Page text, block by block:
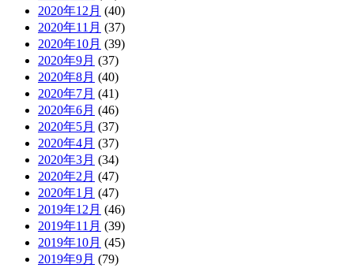
2020年12月 (40)
2020年11月 (37)
2020年10月 (39)
2020年9月 (37)
2020年8月 (40)
2020年7月 (41)
2020年6月 (46)
2020年5月 (37)
2020年4月 (37)
2020年3月 (34)
2020年2月 (47)
2020年1月 (47)
2019年12月 (46)
2019年11月 (39)
2019年10月 (45)
2019年9月 (79)